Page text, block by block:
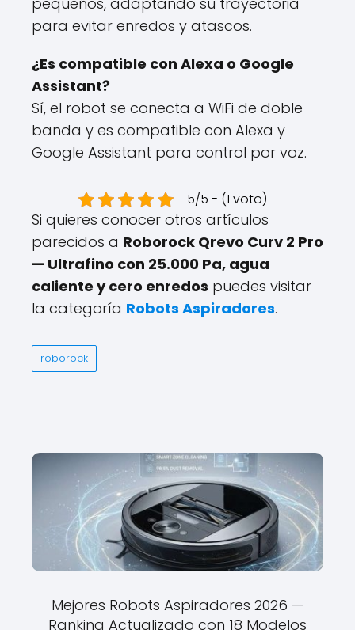
para evitar enredos y atascos.
¿Es compatible con Alexa o Google
Assistant?
Sí, el robot se conecta a WiFi de doble
banda y es compatible con Alexa y
Google Assistant para control por voz.
5/5 - (1 voto)
Si quieres conocer otros artículos
parecidos a Roborock Qrevo Curv 2 Pro
— Ultrafino con 25.000 Pa, agua
caliente y cero enredos puedes visitar
la categoría Robots Aspiradores.
roborock
Mejores Robots Aspiradores 2026 —
Ranking Actualizado con 18 Modelos